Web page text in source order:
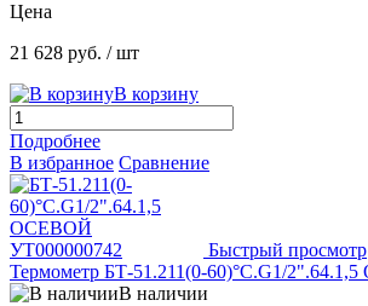
Цена
21 628 руб. / шт
В корзину
Подробнее
В избранное Сравнение
Быстрый просмотр
Термометр БТ-51.211(0-60)°С.G1/
В наличии